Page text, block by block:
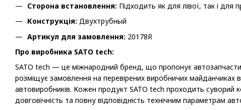
Сторона встановлення: Підходить як для лівої, так і для
Конструкція: Двухтрубный
Артикул для замовлення: 20178R
Про виробника SATO tech:
SATO tech — це міжнародний бренд, що пропонує
розміщує замовлення на перевірених виробничих майданчиках
автовиробників. Кожен продукт SATO tech проходить суворий
довговічність та повну відповідність технічним параметрам